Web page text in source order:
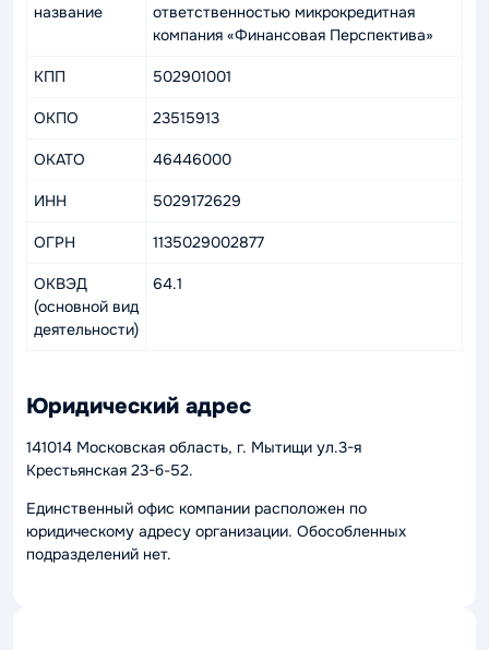
название
ответственностью микрокредитная
компания «Финансовая Перспектива»
КПП 502901001
ОКПО 23515913
ОКАТО 46446000
ИНН 5029172629
ОГРН 1135029002877
ОКВЭД
(основной вид
деятельности)
64.1
Юридический адрес
141014 Московская область, г. Мытищи ул.3-я
Крестьянская 23-б-52.
Единственный офис компании расположен по
юридическому адресу организации. Обособленных
подразделений нет.